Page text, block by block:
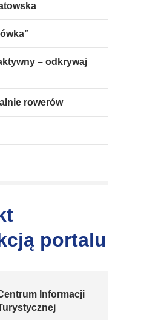
– odkrywaj
rowerów
portalu
Informacji